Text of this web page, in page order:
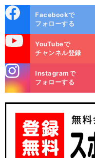
ok
Facebookで
フォローする
YouTubeで
チャンネル登録
m
Instagramで
フォローする